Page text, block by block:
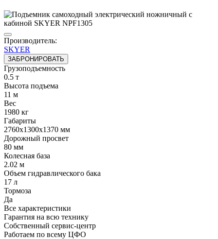
Производитель:
SKYER
ЗАБРОНИРОВАТЬ
Грузоподъемность
0.5 т
Высота подъема
11 м
Вес
1980 кг
Габариты
2760x1300x1370 мм
Дорожный просвет
80 мм
Колесная база
2.02 м
Объем гидравлического бака
17 л
Тормоза
Да
Все характеристики
Гарантия на всю технику
Собственный сервис-центр
Работаем по всему ЦФО